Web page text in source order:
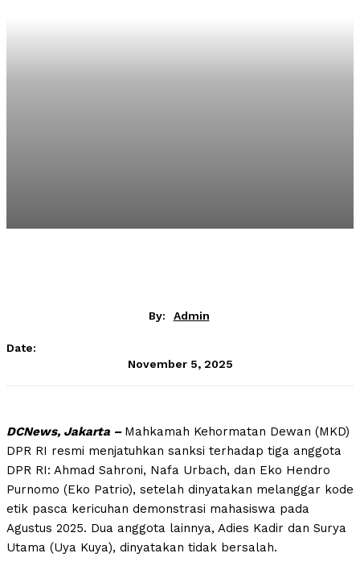
By: Admin
Date:
November 5, 2025
DCNews, Jakarta – Mahkamah Kehormatan Dewan (MKD)
DPR RI resmi menjatuhkan sanksi terhadap tiga anggota
DPR RI: Ahmad Sahroni, Nafa Urbach, dan Eko Hendro
Purnomo (Eko Patrio), setelah dinyatakan melanggar kode
etik pasca kericuhan demonstrasi mahasiswa pada
Agustus 2025. Dua anggota lainnya, Adies Kadir dan Surya
Utama (Uya Kuya), dinyatakan tidak bersalah.